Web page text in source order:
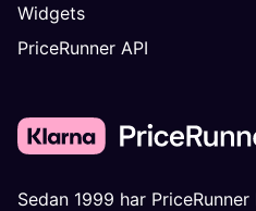
Widgets
PriceRunner API
Sedan 1999 har